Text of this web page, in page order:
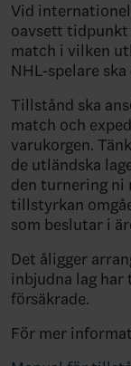
Vid
oavsett tidpunkt
match i vilken
NHL-spelare
Tillstånd ska
match och
varukorgen.
de utländska
den turnering ni
tillstyrkan
som beslutar i
Det åligger
inbjudna lag
försäkrade.
För mer